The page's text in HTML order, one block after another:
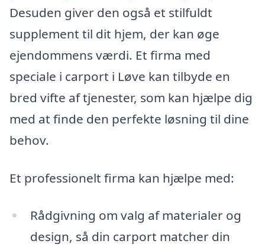
Desuden giver den også et stilfuldt
supplement til dit hjem, der kan øge
ejendommens værdi. Et firma med
speciale i carport i Løve kan tilbyde en
bred vifte af tjenester, som kan hjælpe dig
med at finde den perfekte løsning til dine
behov.
Et professionelt firma kan hjælpe med:
Rådgivning om valg af materialer og
design, så din carport matcher din